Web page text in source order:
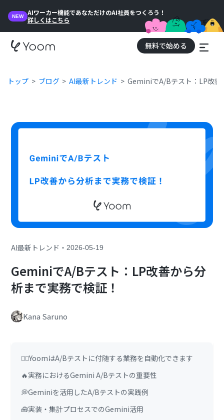
NEW
AIワーカー機能であなただけのAI社員をつくろう！
詳しくはこちら
無料で始める
トップ ブログ AI最新トレンド GeminiでA/Bテスト：LP改善
AI最新トレンド ・2026-05-19
GeminiでA/Bテスト：LP改善から分
析まで実務で検証！
Kana Saruno
🏃‍♀️YoomはA/Bテストに付随する業務を自動化できます
🔥実務におけるGemini A/Bテストの重要性
💭Geminiを活用したA/Bテストの実践例
🧰実装・集計プロセスでのGemini活用